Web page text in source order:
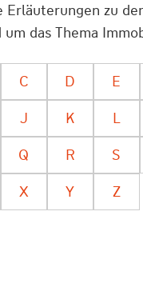
Erläuterungen zu
das Thema
C D E
J K L
Q R S
X Y Z